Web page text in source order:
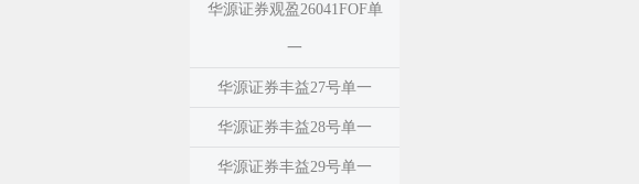
华源证券观盈26041FOF单
一
华源证券丰益27号单一
华源证券丰益28号单一
华源证券丰益29号单一